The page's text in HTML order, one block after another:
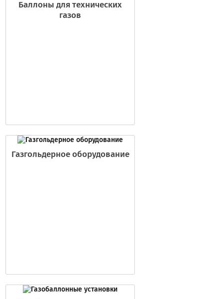
Баллоны для технических
газов
Газгольдерное оборудование